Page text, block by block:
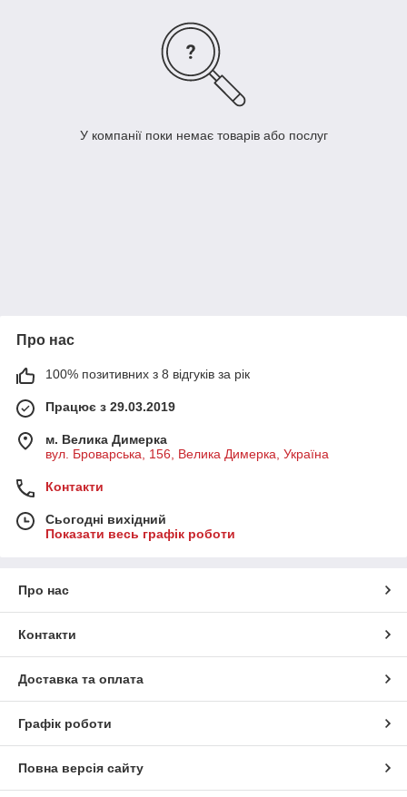
У компанії поки немає товарів або послуг
Про нас
100% позитивних з 8 відгуків за рік
Працює з 29.03.2019
м. Велика Димерка
вул. Броварська, 156, Велика Димерка, Україна
Контакти
Сьогодні вихідний
Показати весь графік роботи
Про нас
Контакти
Доставка та оплата
Графік роботи
Повна версія сайту